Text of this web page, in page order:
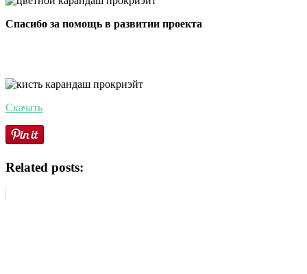
Спасибо за помощь в развитии проекта
Скачать
Related posts: